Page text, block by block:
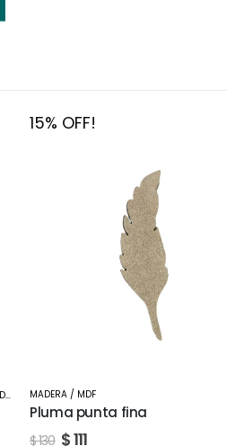
, TIENDA
15% OFF!
MADERA / MDF
Pluma punta fina
$130 $111